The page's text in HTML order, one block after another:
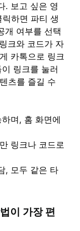
. 보고 싶은 영
릭하면 파티 생
개 여부를 선택
크와 코드가 자
카톡으로 링크
링크를 눌러
츠를 즐길 수
며, 홈 화면에
링크나 코드로
, 모두 같은 타
이 가장 편